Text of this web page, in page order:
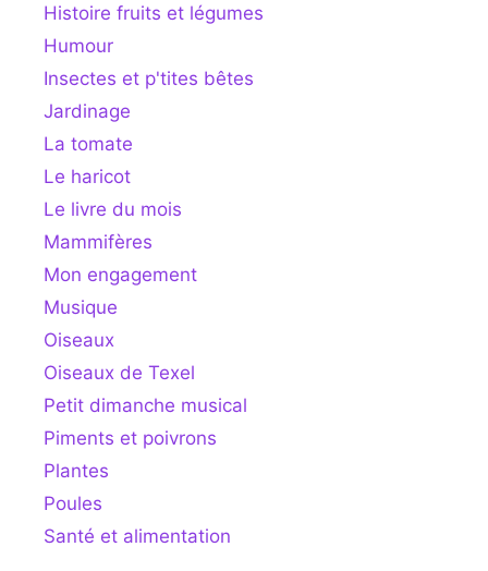
Histoire fruits et légumes
Humour
Insectes et p'tites bêtes
Jardinage
La tomate
Le haricot
Le livre du mois
Mammifères
Mon engagement
Musique
Oiseaux
Oiseaux de Texel
Petit dimanche musical
Piments et poivrons
Plantes
Poules
Santé et alimentation